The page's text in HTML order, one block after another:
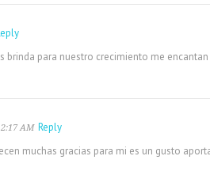
brinda para nuestro crecimiento me
AM Reply
muchas gracias para mi es un gusto